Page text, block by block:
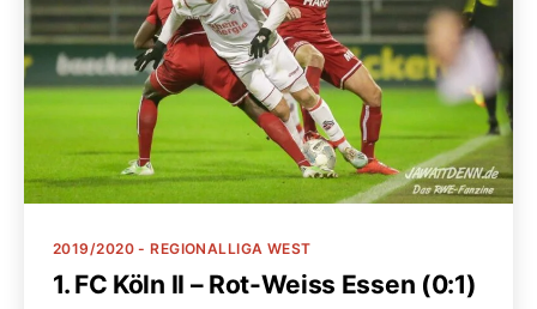
Kategorien
2019/2020 - REGIONALLIGA WEST
1. FC Köln II – Rot-Weiss Essen (0:1)